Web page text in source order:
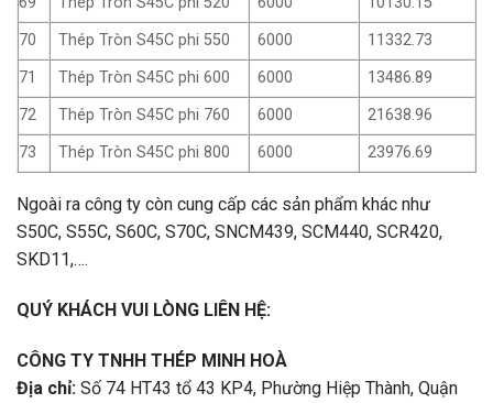
70
Thép Tròn S45C phi 550 6000
11332.73
71
Thép Tròn S45C phi 600 6000
13486.89
72
Thép Tròn S45C phi 760 6000
21638.96
73
Thép Tròn S45C phi 800 6000 23976.69
Ngoài ra công ty còn cung cấp các sản phẩm khác như
S50C, S55C, S60C, S70C, SNCM439, SCM440, SCR420,
SKD11,….
QUÝ KHÁCH VUI LÒNG LIÊN HỆ:
CÔNG TY TNHH THÉP MINH HOÀ
Địa chỉ: Số 74 HT43 tổ 43 KP4, Phường Hiệp Thành, Quận